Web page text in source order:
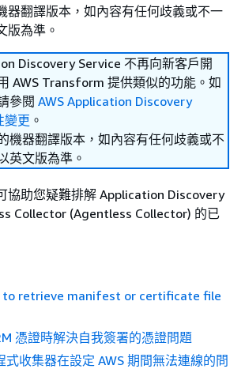
器翻譯版本，如內容有任何歧義或不一
版為準。
Discovery Service 不再向新客戶開
AWS Transform 提供類似的功能。如
參閱 AWS Application Discovery
變更 。
機器翻譯版本，如內容有任何歧義或不
英文版為準。
協助您疑難排解 Application Discovery
Collector (Agentless Collector) 的已
to retrieve manifest or certificate file
憑證時解決自我簽署的憑證問題
式收集器在設定 AWS 期間無法連線的問